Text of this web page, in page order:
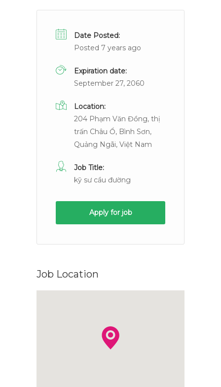
Date Posted:
Posted 7 years ago
Expiration date:
September 27, 2060
Location:
204 Phạm Văn Đồng, thị
trấn Châu Ổ, Bình Sơn,
Quảng Ngãi, Việt Nam
Job Title:
kỹ sư cầu đường
Apply for job
Job Location